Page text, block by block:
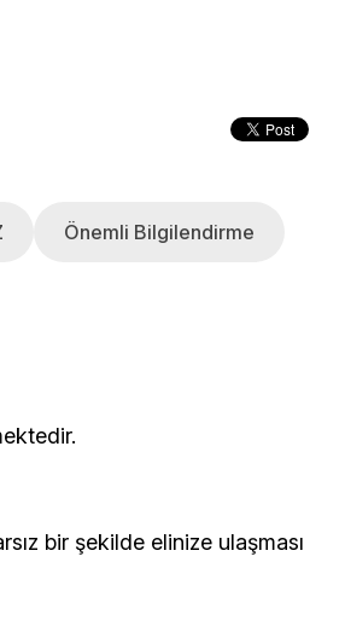
Önemli Bilgilendirme
gönderilmektedir.
bir şekilde elinize ulaşması